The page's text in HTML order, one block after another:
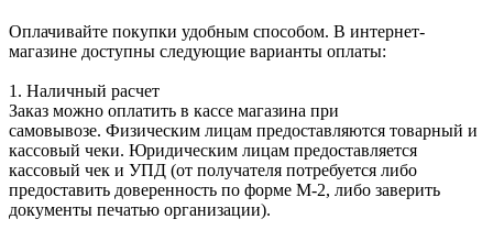
Оплачивайте покупки удобным способом. В интернет-
магазине доступны следующие варианты оплаты:
1. Наличный расчет
Заказ можно оплатить в кассе магазина при
самовывозе. Физическим лицам предоставляются товарный и
кассовый чеки. Юридическим лицам предоставляется
кассовый чек и УПД (от получателя потребуется либо
предоставить доверенность по форме М-2, либо заверить
документы печатью организации).